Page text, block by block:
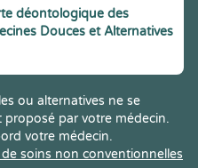
déontologique des
Douces et Alternatives
ou alternatives ne se
par votre médecin.
votre médecin.
soins non conventionnelles